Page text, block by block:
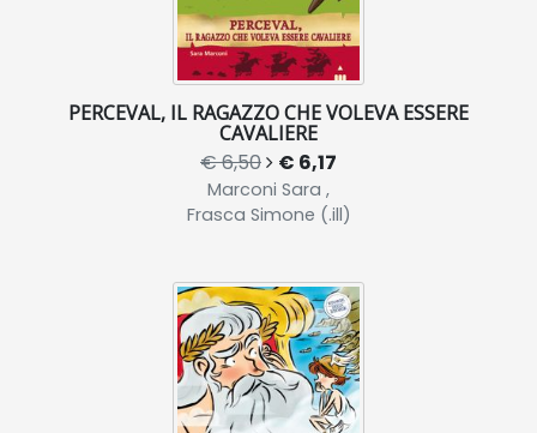
PERCEVAL, IL RAGAZZO CHE VOLEVA ESSERE
CAVALIERE
€ 6,50 € 6,17
Marconi Sara ,
Frasca Simone (.ill)